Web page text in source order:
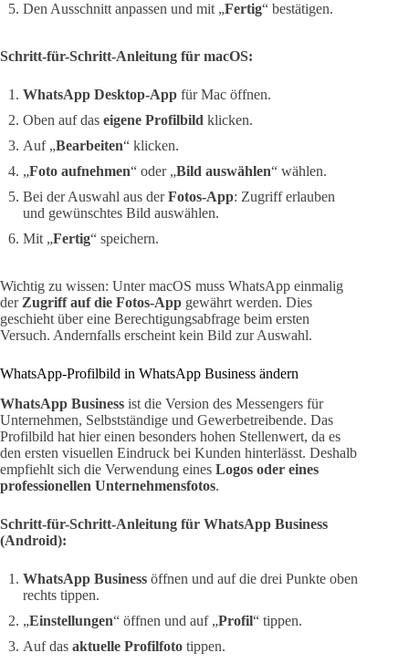
Den Ausschnitt anpassen und mit „Fertig“ bestätigen.
Schritt-für-Schritt-Anleitung für macOS:
WhatsApp Desktop-App für Mac öffnen.
Oben auf das eigene Profilbild klicken.
Auf „Bearbeiten“ klicken.
„Foto aufnehmen“ oder „Bild auswählen“ wählen.
Bei der Auswahl aus derFotos-App: Zugriff erlauben
und gewünschtes Bild auswählen.
Mit „Fertig“ speichern.
Wichtig zu wissen: Unter macOS muss WhatsApp einmalig
der Zugriff auf die Fotos-App gewährt werden. Dies
geschieht über eine Berechtigungsabfrage beim ersten
Versuch. Andernfalls erscheint kein Bild zur Auswahl.
WhatsApp-Profilbild in WhatsApp Business ändern
WhatsApp Business ist die Version des Messengers für
Unternehmen, Selbstständige und Gewerbetreibende. Das
Profilbild hat hier einen besonders hohen Stellenwert, da es
den ersten visuellen Eindruck bei Kunden hinterlässt. Deshalb
empfiehlt sich die Verwendung eines Logos oder eines
professionellen Unternehmensfotos.
Schritt-für-Schritt-Anleitung für WhatsApp Business
(Android):
WhatsApp Business öffnen und auf die drei Punkte oben
rechts tippen.
„Einstellungen“ öffnen und auf „Profil“ tippen.
Auf das aktuelle Profilfoto tippen.